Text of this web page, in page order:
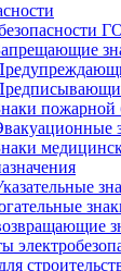
пожарной